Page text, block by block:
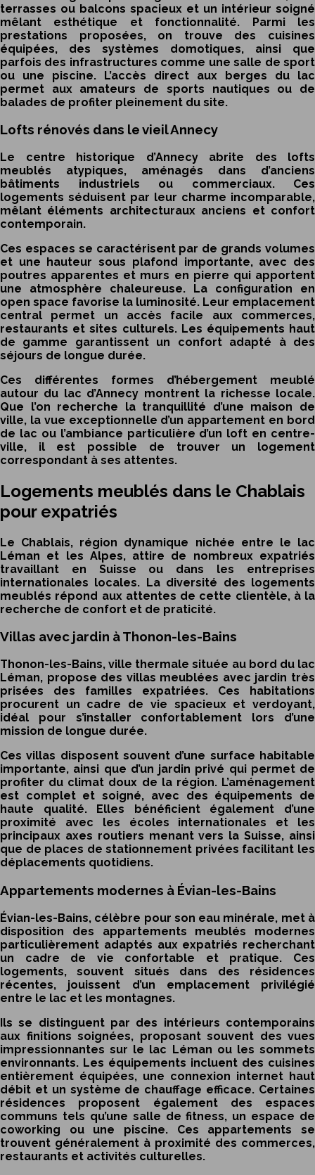
terrasses ou balcons spacieux et un intérieur soigné
mêlant esthétique et fonctionnalité. Parmi les
prestations proposées, on trouve des cuisines
équipées, des systèmes domotiques, ainsi que
parfois des infrastructures comme une salle de sport
ou une piscine. L’accès direct aux berges du lac
permet aux amateurs de sports nautiques ou de
balades de profiter pleinement du site.
Lofts rénovés dans le vieil Annecy
Le centre historique d’Annecy abrite des lofts
meublés atypiques, aménagés dans d’anciens
bâtiments industriels ou commerciaux. Ces
logements séduisent par leur charme incomparable,
mêlant éléments architecturaux anciens et confort
contemporain.
Ces espaces se caractérisent par de grands volumes
et une hauteur sous plafond importante, avec des
poutres apparentes et murs en pierre qui apportent
une atmosphère chaleureuse. La configuration en
open space favorise la luminosité. Leur emplacement
central permet un accès facile aux commerces,
restaurants et sites culturels. Les équipements haut
de gamme garantissent un confort adapté à des
séjours de longue durée.
Ces différentes formes d’hébergement meublé
autour du lac d’Annecy montrent la richesse locale.
Que l’on recherche la tranquillité d’une maison de
ville, la vue exceptionnelle d’un appartement en bord
de lac ou l’ambiance particulière d’un loft en centre-
ville, il est possible de trouver un logement
correspondant à ses attentes.
Logements meublés dans le Chablais
pour expatriés
Le Chablais, région dynamique nichée entre le lac
Léman et les Alpes, attire de nombreux expatriés
travaillant en Suisse ou dans les entreprises
internationales locales. La diversité des logements
meublés répond aux attentes de cette clientèle, à la
recherche de confort et de praticité.
Villas avec jardin à Thonon-les-Bains
Thonon-les-Bains, ville thermale située au bord du lac
Léman, propose des villas meublées avec jardin très
prisées des familles expatriées. Ces habitations
procurent un cadre de vie spacieux et verdoyant,
idéal pour s’installer confortablement lors d’une
mission de longue durée.
Ces villas disposent souvent d’une surface habitable
importante, ainsi que d’un jardin privé qui permet de
profiter du climat doux de la région. L’aménagement
est complet et soigné, avec des équipements de
haute qualité. Elles bénéficient également d’une
proximité avec les écoles internationales et les
principaux axes routiers menant vers la Suisse, ainsi
que de places de stationnement privées facilitant les
déplacements quotidiens.
Appartements modernes à Évian-les-Bains
Évian-les-Bains, célèbre pour son eau minérale, met à
disposition des appartements meublés modernes
particulièrement adaptés aux expatriés recherchant
un cadre de vie confortable et pratique. Ces
logements, souvent situés dans des résidences
récentes, jouissent d’un emplacement privilégié
entre le lac et les montagnes.
Ils se distinguent par des intérieurs contemporains
aux finitions soignées, proposant souvent des vues
impressionnantes sur le lac Léman ou les sommets
environnants. Les équipements incluent des cuisines
entièrement équipées, une connexion internet haut
débit et un système de chauffage efficace. Certaines
résidences proposent également des espaces
communs tels qu’une salle de fitness, un espace de
coworking ou une piscine. Ces appartements se
trouvent généralement à proximité des commerces,
restaurants et activités culturelles.